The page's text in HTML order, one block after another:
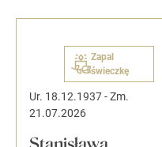
Zapal
świeczkę
Ur. 18.12.1937-Zm.
21.07.2026